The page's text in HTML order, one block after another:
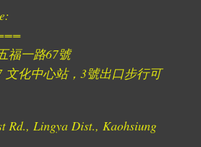
福一路67號
文化中心站，3號出口步行可
Rd., Lingya Dist., Kaohsiung